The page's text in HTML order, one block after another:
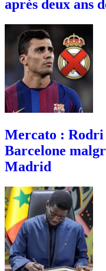
après deux ans
Mercato :
Barcelone
Madrid